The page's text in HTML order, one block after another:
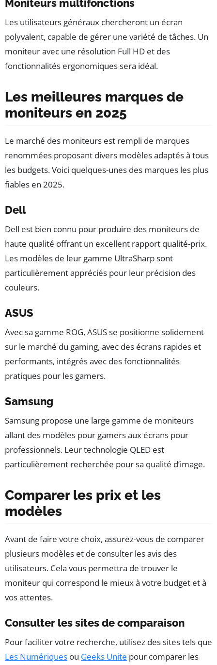
Moniteurs multifonctions
Les utilisateurs généraux chercheront un écran
polyvalent, capable de gérer une variété de tâches. Un
moniteur avec une résolution Full HD et des
fonctionnalités ergonomiques sera idéal.
Les meilleures marques de
moniteurs en 2025
Le marché des moniteurs est rempli de marques
renommées proposant divers modèles adaptés à tous
les budgets. Voici quelques-unes des marques les plus
fiables en 2025.
Dell
Dell est bien connu pour produire des moniteurs de
haute qualité offrant un excellent rapport qualité-prix.
Les modèles de leur gamme UltraSharp sont
particulièrement appréciés pour leur précision des
couleurs.
ASUS
Avec sa gamme ROG, ASUS se positionne solidement
sur le marché du gaming, avec des écrans rapides et
performants, intégrés avec des fonctionnalités
pratiques pour les gamers.
Samsung
Samsung propose une large gamme de moniteurs
allant des modèles pour gamers aux écrans pour
professionnels. Leur technologie QLED est
particulièrement recherchée pour sa qualité d’image.
Comparer les prix et les
modèles
Avant de faire votre choix, assurez-vous de comparer
plusieurs modèles et de consulter les avis des
utilisateurs. Cela vous permettra de trouver le
moniteur qui correspond le mieux à votre budget et à
vos attentes.
Consulter les sites de comparaison
Pour faciliter votre recherche, utilisez des sites tels que
Les Numériques ou Geeks Unite pour comparer les